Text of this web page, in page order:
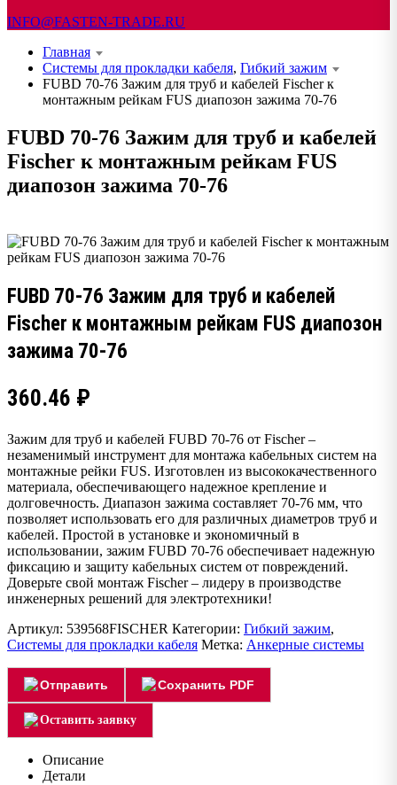
INFO@FASTEN-TRADE.RU
Главная
Системы для прокладки кабеля, Гибкий зажим
FUBD 70-76 Зажим для труб и кабелей Fischer к
монтажным рейкам FUS диапозон зажима 70-76
FUBD 70-76 Зажим для труб и кабелей
Fischer к монтажным рейкам FUS
диапозон зажима 70-76
FUBD 70-76 Зажим для труб и кабелей
Fischer к монтажным рейкам FUS диапозон
зажима 70-76
360.46 ₽
Зажим для труб и кабелей FUBD 70-76 от Fischer –
незаменимый инструмент для монтажа кабельных систем на
монтажные рейки FUS. Изготовлен из высококачественного
материала, обеспечивающего надежное крепление и
долговечность. Диапазон зажима составляет 70-76 мм, что
позволяет использовать его для различных диаметров труб и
кабелей. Простой в установке и экономичный в
использовании, зажим FUBD 70-76 обеспечивает надежную
фиксацию и защиту кабельных систем от повреждений.
Доверьте свой монтаж Fischer – лидеру в производстве
инженерных решений для электротехники!
Артикул: 539568FISCHER Категории: Гибкий зажим,
Системы для прокладки кабеля Метка: Анкерные системы
Отправить Сохранить PDF
Оставить заявку
Описание
Детали